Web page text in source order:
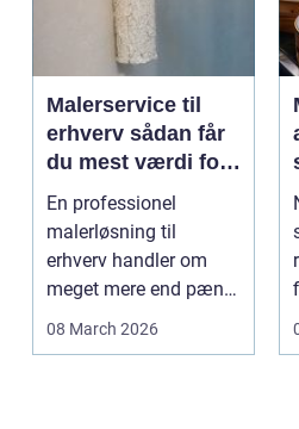
Malerservice til
erhverv sådan får
du mest værdi for
pengene
En professionel
malerløsning til
erhverv handler om
meget mere end pæne
vægge. Malerarbejde
08 March 2026